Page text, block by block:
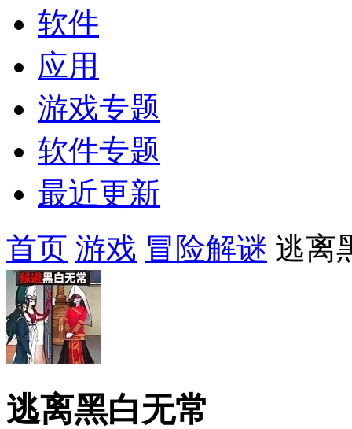
软件
应用
游戏专题
软件专题
最近更新
首页 游戏 冒险解谜 逃离
逃离黑白无常